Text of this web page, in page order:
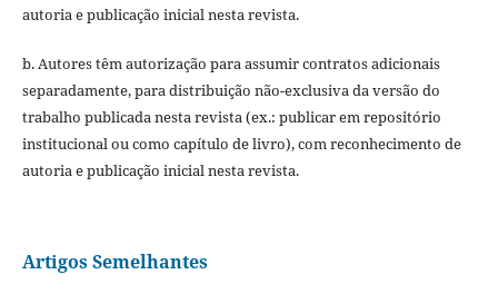
autoria e publicação inicial nesta revista.
b. Autores têm autorização para assumir contratos adicionais
separadamente, para distribuição não-exclusiva da versão do
trabalho publicada nesta revista (ex.: publicar em repositório
institucional ou como capítulo de livro), com reconhecimento de
autoria e publicação inicial nesta revista.
Artigos Semelhantes